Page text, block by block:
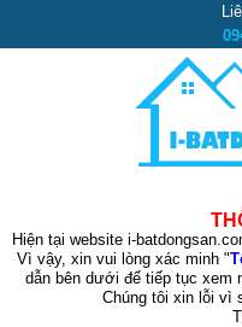
Hiện tại website i-
Vì vậy, xin vui lòng xác minh "
dẫn bên dưới để tiếp tục xem
Chúng tôi xin lỗi vì